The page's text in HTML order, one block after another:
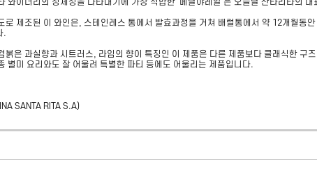
와이너리의 정체성을 나타내기에 가장 적합한 '메달야레알'은 오늘날 산타리타의 대
로 제조된 이 와인은, 스테인레스 통에서 발효과정을 거쳐 배럴통에서 약 12개월동
.
붉은 과실향과 시트러스, 라임의 향이 특징인 이 제품은 다른 제품보다 클래식한
별미 요리와도 잘 어울려 특별한 파티 등에도 어울리는 제품입니다.
SANTA RITA S.A)